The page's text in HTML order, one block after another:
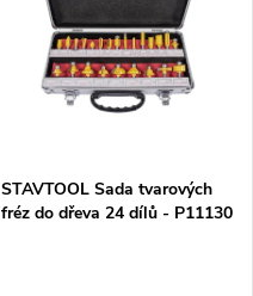
STAVTOOL Sada tvarových
fréz do dřeva 24 dílů - P11130